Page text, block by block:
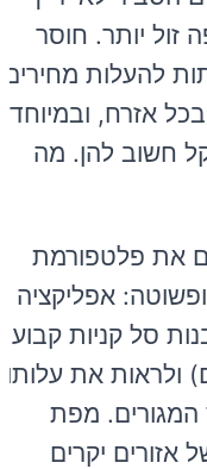
זול יותר. חוסר
להעלות
אזרח, ובמיוחד
חשוב להן. מה
את פלטפורמת
אפליקציה
סל קניות קבוע
ולראות את עלותו
המגורים. מפת
אזורים יקרים